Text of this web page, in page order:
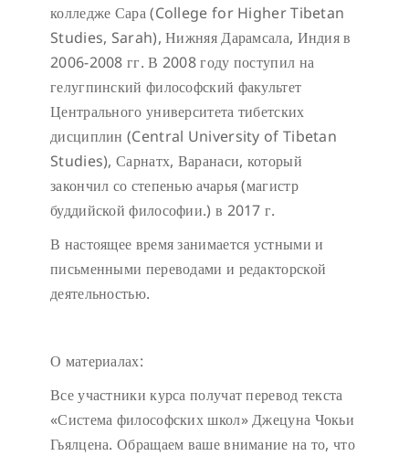
колледже Сара (College for Higher Tibetan
Studies, Sarah), Нижняя Дарамсала, Индия в
2006-2008 гг. В 2008 году поступил на
гелугпинский философский факультет
Центрального университета тибетских
дисциплин (Central University of Tibetan
Studies), Сарнатх, Варанаси, который
закончил со степенью ачарья (магистр
буддийской философии.) в 2017 г.
В настоящее время занимается устными и
письменными переводами и редакторской
деятельностью.
О материалах:
Все участники курса получат перевод текста
«Система философских школ» Джецуна Чокьи
Гьялцена. Обращаем ваше внимание на то, что